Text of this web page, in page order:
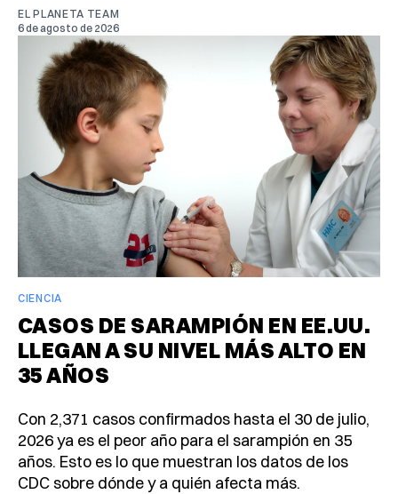
EL PLANETA TEAM
6 de agosto de 2026
CIENCIA
CASOS DE SARAMPIÓN EN EE.UU.
LLEGAN A SU NIVEL MÁS ALTO EN
35 AÑOS
Con 2,371 casos confirmados hasta el 30 de julio,
2026 ya es el peor año para el sarampión en 35
años. Esto es lo que muestran los datos de los
CDC sobre dónde y a quién afecta más.